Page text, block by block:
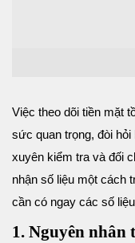
Việc theo dõi tiền mặt
sức quan trọng, đòi
xuyên kiểm tra và đối
nhận số liệu một cách
cần có ngay các số
1. Nguyên nhân